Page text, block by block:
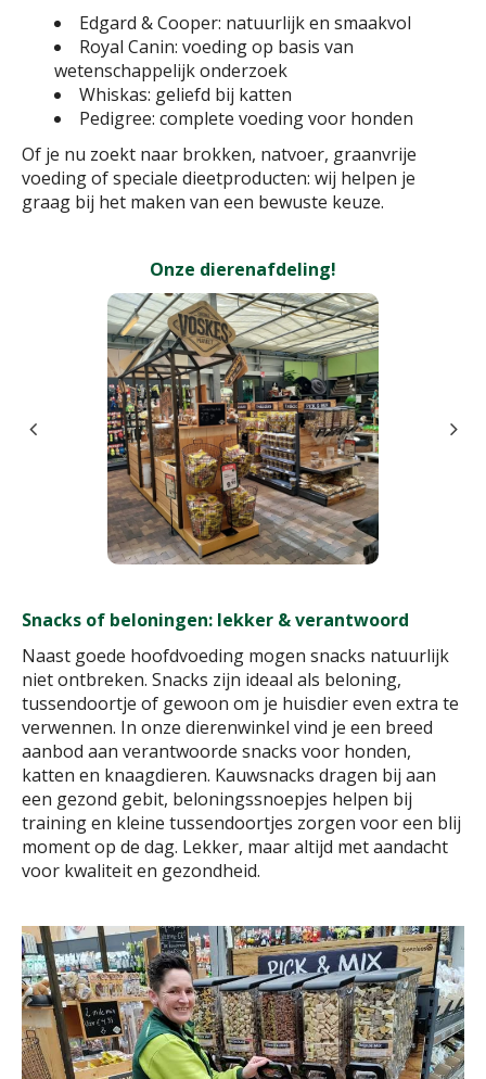
Edgard & Cooper: natuurlijk en smaakvol
Royal Canin: voeding op basis van
wetenschappelijk onderzoek
Whiskas: geliefd bij katten
Pedigree: complete voeding voor honden
Of je nu zoekt naar brokken, natvoer, graanvrije
voeding of speciale dieetproducten: wij helpen je
graag bij het maken van een bewuste keuze.
Onze dierenafdeling!
Snacks of beloningen: lekker & verantwoord
Naast goede hoofdvoeding mogen snacks natuurlijk
niet ontbreken. Snacks zijn ideaal als beloning,
tussendoortje of gewoon om je huisdier even extra te
verwennen. In onze dierenwinkel vind je een breed
aanbod aan verantwoorde snacks voor honden,
katten en knaagdieren. Kauwsnacks dragen bij aan
een gezond gebit, beloningssnoepjes helpen bij
training en kleine tussendoortjes zorgen voor een blij
moment op de dag. Lekker, maar altijd met aandacht
voor kwaliteit en gezondheid.